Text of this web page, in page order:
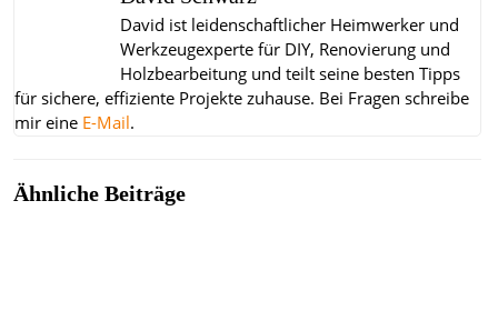
David ist leidenschaftlicher Heimwerker und
Werkzeugexperte für DIY, Renovierung und
Holzbearbeitung und teilt seine besten Tipps
für sichere, effiziente Projekte zuhause. Bei Fragen schreibe
mir eine E-Mail.
Ähnliche Beiträge